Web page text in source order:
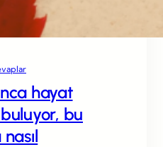
hayat
buluyor, bu